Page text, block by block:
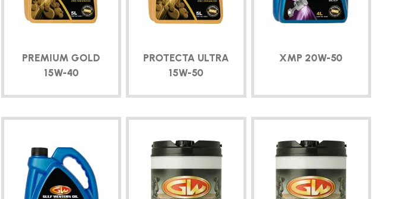
PREMIUM GOLD
15W-40
PROTECTA ULTRA
15W-50
XMP 20W-50